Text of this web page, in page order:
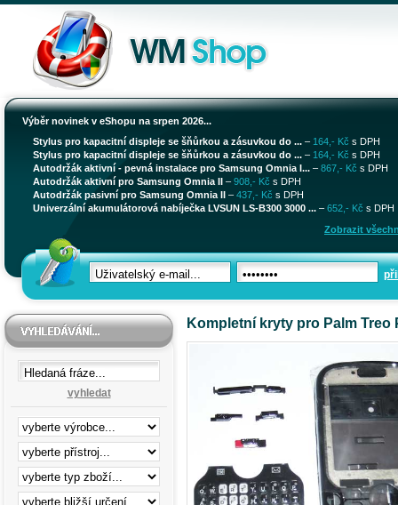
Výběr novinek v eShopu na srpen 2026...
Stylus pro kapacitní displeje se šňůrkou a zásuvkou do ... – 164,- Kč s DPH
Stylus pro kapacitní displeje se šňůrkou a zásuvkou do ... – 164,- Kč s DPH
Autodržák aktivní - pevná instalace pro Samsung Omnia I... – 867,- Kč s DPH
Autodržák aktivní pro Samsung Omnia II – 908,- Kč s DPH
Autodržák pasivní pro Samsung Omnia II – 437,- Kč s DPH
Univerzální akumulátorová nabíječka LVSUN LS-B300 3000 ... – 652,- Kč s DPH
Zobrazit
vyhledat
Kompletní kryty pro Palm Treo